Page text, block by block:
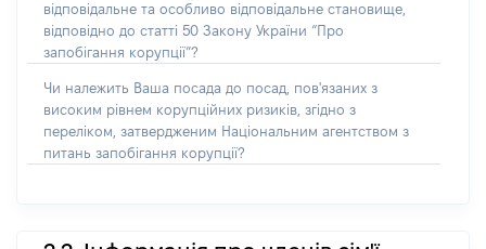
відповідальне та особливо відповідальне становище,
відповідно до статті 50 Закону України “Про
запобігання корупції”?
Чи належить Ваша посада до посад, пов'язаних з
високим рівнем корупційних ризиків, згідно з
переліком, затвердженим Національним агентством з
питань запобігання корупції?